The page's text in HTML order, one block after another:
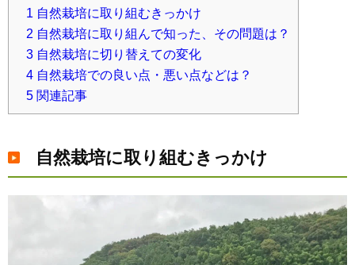
1 自然栽培に取り組むきっかけ
2 自然栽培に取り組んで知った、その問題は？
3 自然栽培に切り替えての変化
4 自然栽培での良い点・悪い点などは？
5 関連記事
自然栽培に取り組むきっかけ